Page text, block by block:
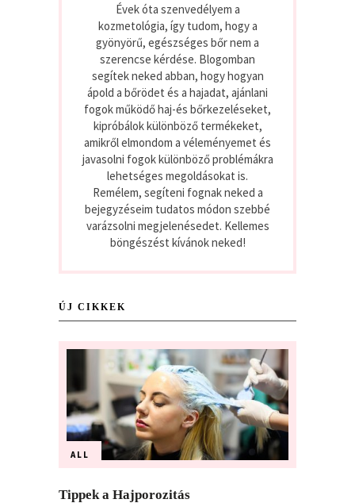
Évek óta szenvedélyem a
kozmetológia, így tudom, hogy a
gyönyörű, egészséges bőr nem a
szerencse kérdése. Blogomban
segítek neked abban, hogy hogyan
ápold a bőrödet és a hajadat, ajánlani
fogok működő haj-és bőrkezeléseket,
kipróbálok különböző termékeket,
amikről elmondom a véleményemet és
javasolni fogok különböző problémákra
lehetséges megoldásokat is.
Remélem, segíteni fognak neked a
bejegyzéseim tudatos módon szebbé
varázsolni megjelenésedet. Kellemes
böngészést kívánok neked!
ÚJ CIKKEK
ALL
Tippek a Hajporozitás